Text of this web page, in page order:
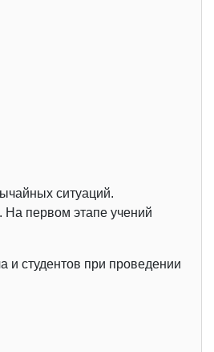
ситуаций.
На первом этапе учений
и студентов при проведении